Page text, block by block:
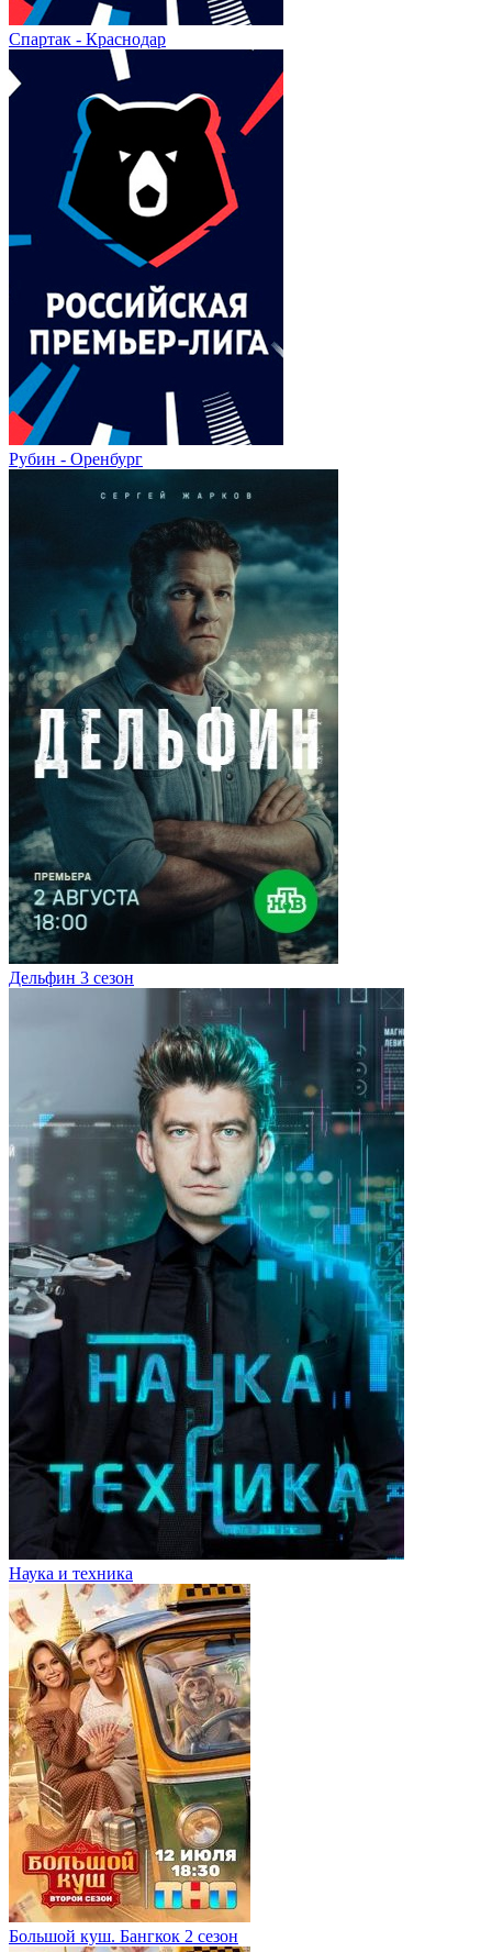
Спартак - Краснодар
Рубин - Оренбург
Дельфин 3 сезон
Наука и техника
Большой куш. Бангкок 2 сезон